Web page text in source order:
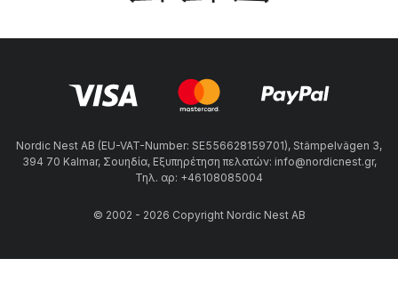
Nordic Nest AB (EU-VAT-Number: SE556628159701), Stämpelvägen 3,
394 70 Kalmar, Σουηδία, Εξυπηρέτηση πελατών: info@nordicnest.gr,
Τηλ. αρ: +46108085004
© 2002 - 2026 Copyright Nordic Nest AB